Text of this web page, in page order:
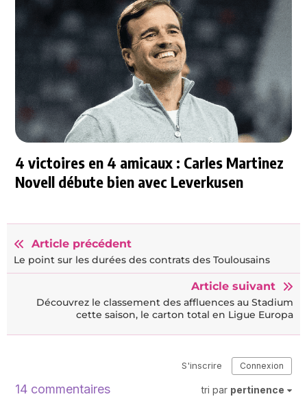
4 victoires en 4 amicaux : Carles Martinez
Novell débute bien avec Leverkusen
Article précédent
Le point sur les durées des contrats des Toulousains
Article suivant
Découvrez le classement des affluences au Stadium
cette saison, le carton total en Ligue Europa